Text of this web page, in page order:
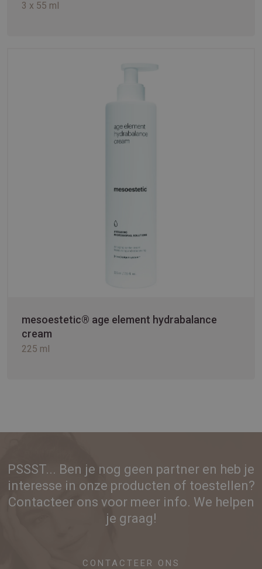
3 x 55 ml
mesoestetic® age element hydrabalance
cream
225 ml
PSSST... Ben je nog geen partner en heb je
interesse in onze producten of toestellen?
Contacteer ons voor meer info. We helpen
je graag!
CONTACTEER ONS